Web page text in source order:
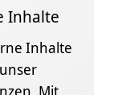
Inhalte
Inhalte